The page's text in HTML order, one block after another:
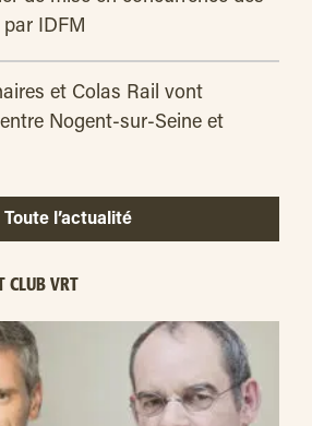
IDFM
et Colas Rail vont
Nogent-sur-Seine et
Toute l’actualité
CLUB VRT